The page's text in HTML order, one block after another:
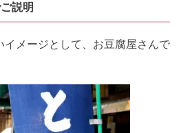
説明
イメージとして、お豆腐屋さんで